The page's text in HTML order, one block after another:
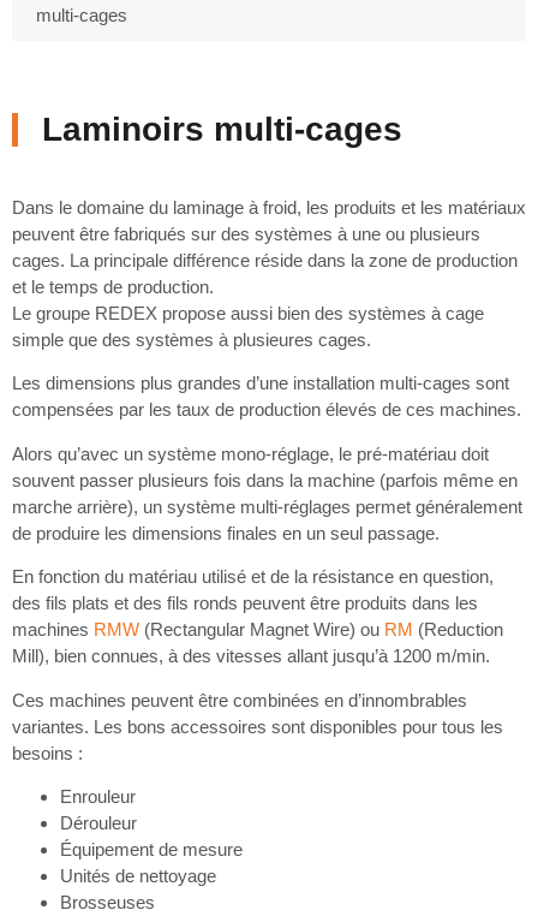
multi-cages
Laminoirs multi-cages
Dans le domaine du laminage à froid, les produits et les matériaux
peuvent être fabriqués sur des systèmes à une ou plusieurs
cages. La principale différence réside dans la zone de production
et le temps de production.
Le groupe REDEX propose aussi bien des systèmes à cage
simple que des systèmes à plusieures cages.
Les dimensions plus grandes d’une installation multi-cages sont
compensées par les taux de production élevés de ces machines.
Alors qu’avec un système mono-réglage, le pré-matériau doit
souvent passer plusieurs fois dans la machine (parfois même en
marche arrière), un système multi-réglages permet généralement
de produire les dimensions finales en un seul passage.
En fonction du matériau utilisé et de la résistance en question,
des fils plats et des fils ronds peuvent être produits dans les
machines RMW (Rectangular Magnet Wire) ou RM (Reduction
Mill), bien connues, à des vitesses allant jusqu’à 1200 m/min.
Ces machines peuvent être combinées en d’innombrables
variantes. Les bons accessoires sont disponibles pour tous les
besoins :
Enrouleur
Dérouleur
Équipement de mesure
Unités de nettoyage
Brosseuses